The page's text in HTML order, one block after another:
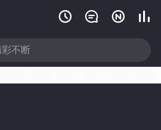
   